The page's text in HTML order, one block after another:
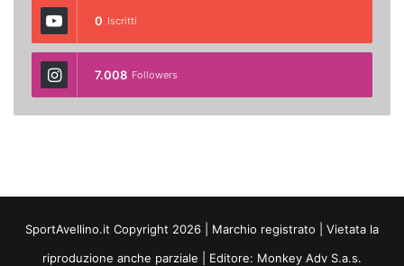
0 Iscritti
7.008 Followers
SportAvellino.it Copyright 2026 | Marchio registrato | Vietata la
riproduzione anche parziale | Editore: Monkey Adv S.a.s.